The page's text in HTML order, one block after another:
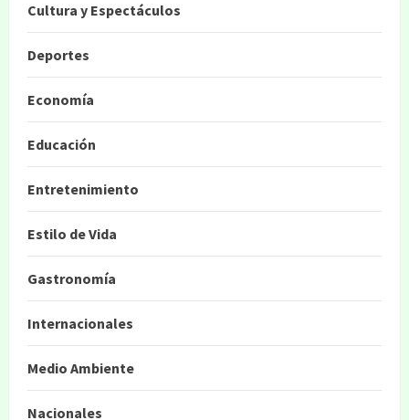
Cultura y Espectáculos
Deportes
Economía
Educación
Entretenimiento
Estilo de Vida
Gastronomía
Internacionales
Medio Ambiente
Nacionales